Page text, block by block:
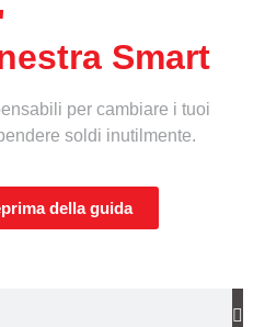
Smart
per cambiare i tuoi
soldi inutilmente.
della guida